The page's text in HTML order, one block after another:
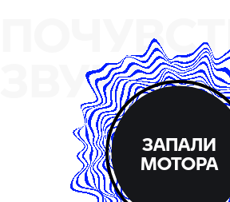
ЗВУКА
ЗАПАЛИ
МОТОРА